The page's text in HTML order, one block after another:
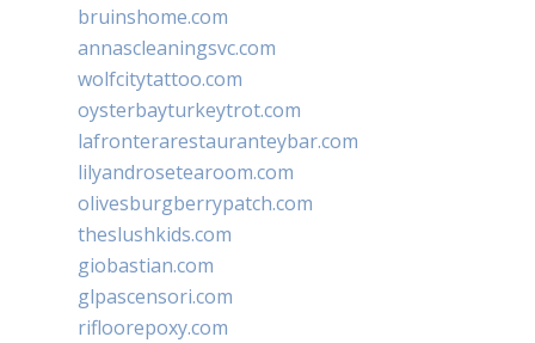
bruinshome.com
annascleaningsvc.com
wolfcitytattoo.com
oysterbayturkeytrot.com
lafronterarestauranteybar.com
lilyandrosetearoom.com
olivesburgberrypatch.com
theslushkids.com
giobastian.com
glpascensori.com
rifloorepoxy.com